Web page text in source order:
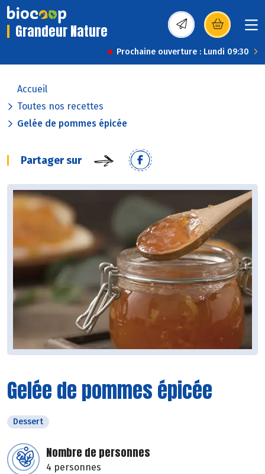
Grandeur Nature (s’ouvre dans une
Prochaine ouverture : Lundi 09:30
Accueil
Toutes nos recettes
Gelée de pommes épicée
Partager sur
Gelée de pommes épicée
Dessert
Nombre de personnes
4 personnes